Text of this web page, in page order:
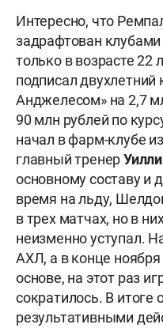
Интересно, что
задрафтован
только в возрасте 22
подписал двухлетний
Анджелесом» на 2,7
90 млн рублей по
начал в фарм-клубе
главный тренер
основному составу и
время на льду,
в трех матчах, но в
неизменно уступал.
АХЛ, а в конце
основе, на этот раз
сократилось. В итоге
результативными